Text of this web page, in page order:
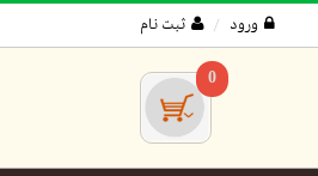
ورود ثبت نام
0